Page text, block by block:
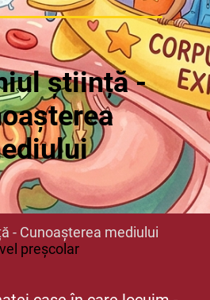
știință -
- Cunoașterea mediului
preșcolar